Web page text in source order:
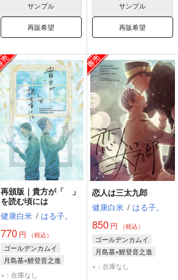
サンプル
再販希望
サンプル
再販希望
再頒版｜貴方が「 」
を読む頃には
健康白米 / はる子。
770 円 （税込）
ゴールデンカムイ
月島基×鯉登音之進
月島基
鯉登音之進
×：在庫なし
恋人は三太九郎
健康白米 / はる子。
850円 （税込）
ゴールデンカムイ
月島基×鯉登音之進
月島基
鯉登音之進
×：在庫なし